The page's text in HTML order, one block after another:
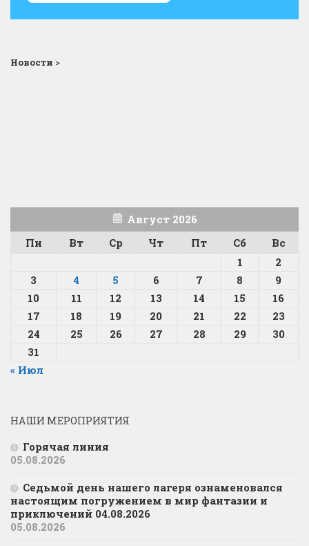
Новости >
Август 2026
Пн
Вт Ср Чт Пт Сб
Вс
1
2
3
4 5 6 7 8
9
10
11 12 13 14 15
16
17
18 19 20 21 22
23
24
25 26 27 28 29
30
31
« Июл
НАШИ МЕРОПРИЯТИЯ
Горячая линия
05.08.2026
Седьмой день нашего лагеря ознаменовался
настоящим погружением в мир фантазии и
приключений 04.08.2026
05.08.2026